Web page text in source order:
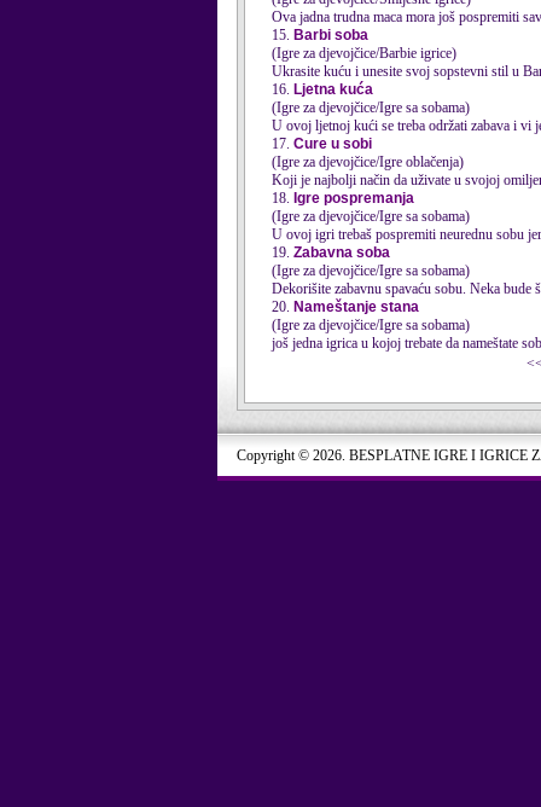
Ova jadna trudna maca mora još pospremiti
15. Barbi soba
(Igre za djevojčice/Barbie igrice)
Ukrasite kuću i unesite svoj sopstevni stil u
16. Ljetna kuća
(Igre za djevojčice/Igre sa sobama)
U ovoj ljetnoj kući se treba održati zabava i vi
17. Cure u sobi
(Igre za djevojčice/Igre oblačenja)
Koji je najbolji način da uživate u svojoj
18. Igre pospremanja
(Igre za djevojčice/Igre sa sobama)
U ovoj igri trebaš pospremiti neurednu sobu
19. Zabavna soba
(Igre za djevojčice/Igre sa sobama)
Dekorišite zabavnu spavaću sobu. Neka
20. Nameštanje stana
(Igre za djevojčice/Igre sa sobama)
još jedna igrica u kojoj trebate da nameštate
Copyright © 2026. BESPLATNE IGRE I IGRICE